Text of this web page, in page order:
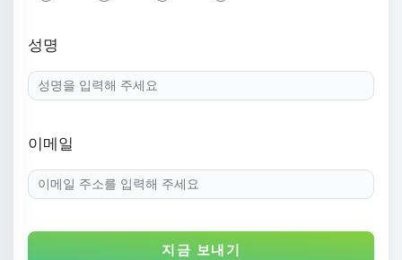
성명
이메일
지금 보내기